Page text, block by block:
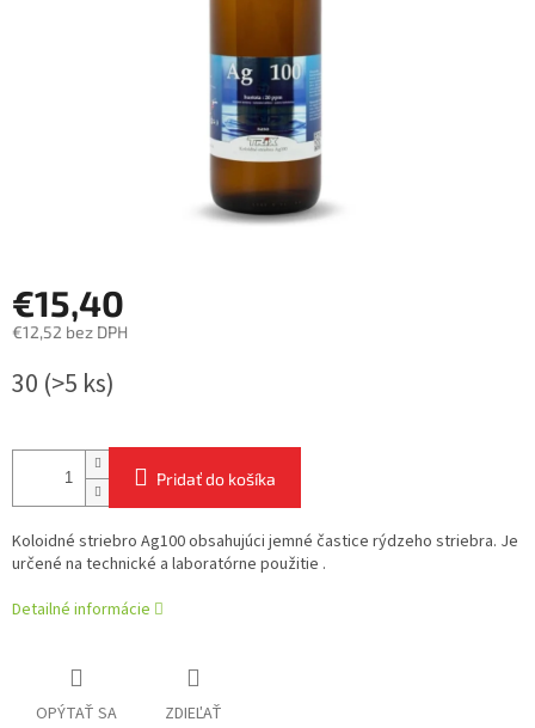
€15,40
€12,52 bez DPH
cena:
30 (>5 ks)
Pridať do košíka
Koloidné striebro Ag100 obsahujúci jemné častice rýdzeho striebra. Je
určené na technické a laboratórne použitie .
Detailné informácie
OPÝTAŤ SA ZDIEĽAŤ